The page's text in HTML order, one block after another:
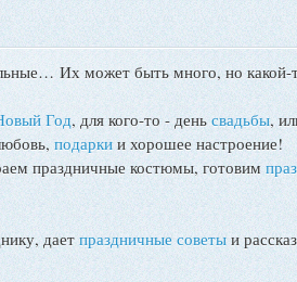
Их может быть много, но какой-
Год, для кого-то - день свадьбы,
подарки и хорошее настроение!
праздничные костюмы, готовим
даетпраздничные советыи